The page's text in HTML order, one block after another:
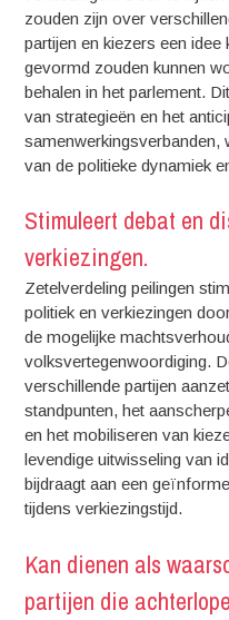
zouden zijn over
partijen en kiezers een
gevormd zouden kunnen
behalen in het parlement.
van strategieën en het
samenwerkingsverbanden,
van de politieke dynamiek
Stimuleert debat en
verkiezingen.
Zetelverdeling peilingen
politiek en verkiezingen
de mogelijke
volksvertegenwoordiging.
verschillende partijen
standpunten, het
en het mobiliseren van
levendige uitwisseling van
bijdraagt aan een
tijdens verkiezingstijd.
Kan dienen als
partijen die